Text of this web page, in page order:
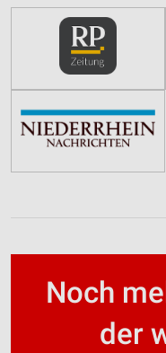
Noch
der